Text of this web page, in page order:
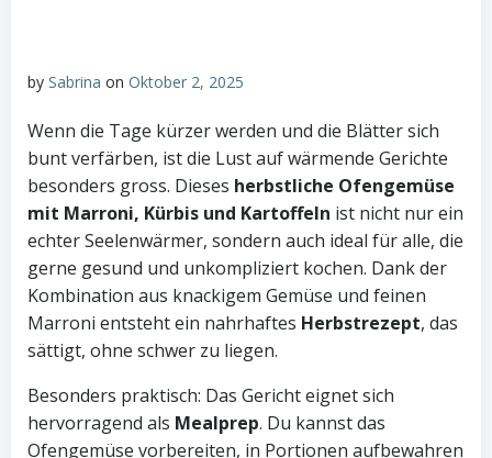
by Sabrina on Oktober 2, 2025
Wenn die Tage kürzer werden und die Blätter sich
bunt verfärben, ist die Lust auf wärmende Gerichte
besonders gross. Dieses herbstliche Ofengemüse
mit Marroni, Kürbis und Kartoffeln ist nicht nur ein
echter Seelenwärmer, sondern auch ideal für alle, die
gerne gesund und unkompliziert kochen. Dank der
Kombination aus knackigem Gemüse und feinen
Marroni entsteht ein nahrhaftes Herbstrezept, das
sättigt, ohne schwer zu liegen.
Besonders praktisch: Das Gericht eignet sich
hervorragend als Mealprep. Du kannst das
Ofengemüse vorbereiten, in Portionen aufbewahren